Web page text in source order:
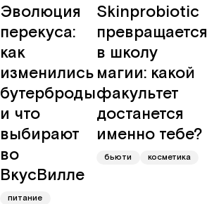
Эволюция
перекуса:
как
изменились
бутерброды
и что
выбирают
во
ВкусВилле
питание
Skinprobiotic
превращается
в школу
магии: какой
факультет
достанется
именно тебе?
бьюти косметика